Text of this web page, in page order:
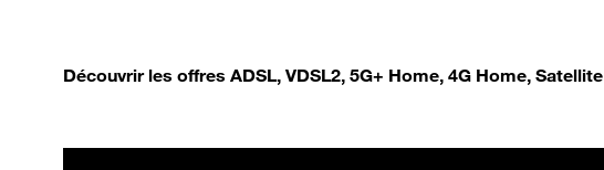
Découvrir les offres ADSL, VDSL2, 5G+ Home, 4G Home, Satellite